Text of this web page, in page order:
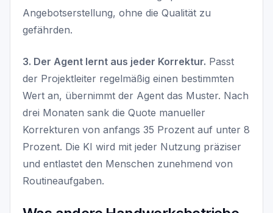
Angebotserstellung, ohne die Qualität zu
gefährden.
3. Der Agent lernt aus jeder Korrektur. Passt
der Projektleiter regelmäßig einen bestimmten
Wert an, übernimmt der Agent das Muster. Nach
drei Monaten sank die Quote manueller
Korrekturen von anfangs 35 Prozent auf unter 8
Prozent. Die KI wird mit jeder Nutzung präziser
und entlastet den Menschen zunehmend von
Routineaufgaben.